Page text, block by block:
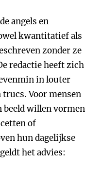
angels en
kwantitatief als
zonder ze
redactie heeft zich
in louter
Voor mensen
beeld willen vormen
of
hun dagelijkse
het advies: